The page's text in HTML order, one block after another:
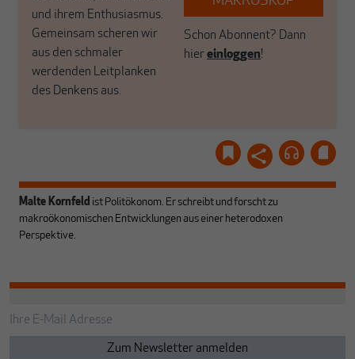
und ihrem Enthusiasmus.
Gemeinsam scheren wir
aus den schmaler
werdenden Leitplanken
des Denkens aus.
Schon Abonnent? Dann
hiereinloggen!
Malte Kornfeld ist Politökonom. Er schreibt und forscht zu
makroökonomischen Entwicklungen aus einer heterodoxen
Perspektive.